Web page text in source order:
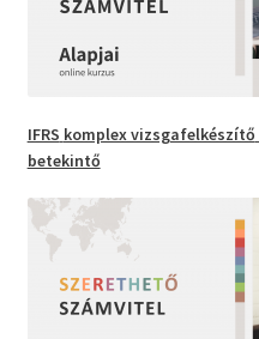
IFRS komplex vizsgafelkészítő
betekintő